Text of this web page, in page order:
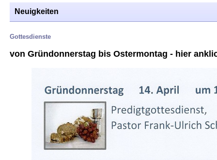
Neuigkeiten
Gottesdienste
von Gründonnerstag bis Ostermontag - hier